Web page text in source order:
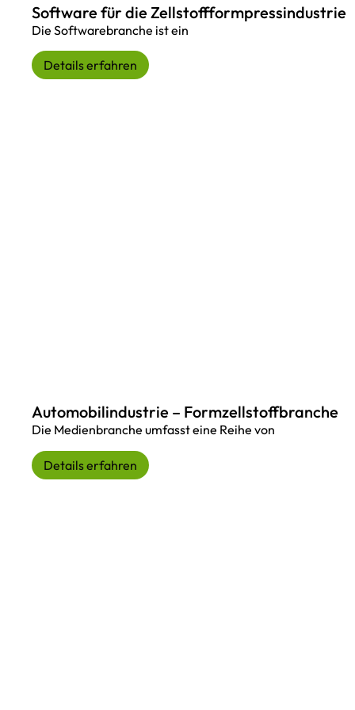
Software für die Zellstoffformpressindustrie
Die Softwarebranche ist ein
Details erfahren
Automobilindustrie – Formzellstoffbranche
Die Medienbranche umfasst eine Reihe von
Details erfahren